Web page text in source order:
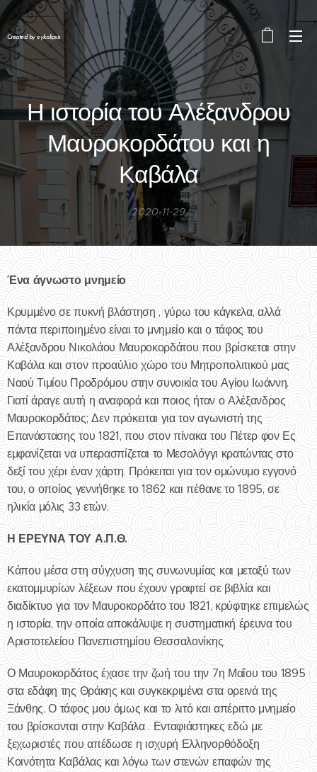
Created by eykalipsis
Η ιστορία του Αλέξανδρου
Μαυροκορδάτου και η
Καβάλα
2020-11-29
Ένα άγνωστο μνημείο
Κρυμμένο σε πυκνή βλάστηση , γύρω του κάγκελα, αλλά
πάντα περιποιημένο είναι το μνημείο και ο τάφος του
Αλέξανδρου Νικολάου Μαυροκορδάτου που βρίσκεται στην
Καβάλα και στον προαύλιο χώρο του Μητροπολιτικού μας
Ναού Τιμίου Προδρόμου στην συνοικία του Αγίου Ιωάννη.
Γιατί άραγε αυτή η αναφορά και ποιος ήταν ο Αλέξανδρος
Μαυροκορδάτος; Δεν πρόκειται για τον αγωνιστή της
Επανάστασης του 1821, που στον πίνακα του Πέτερ φον Ες
εμφανίζεται να υπερασπίζεται το Μεσολόγγι κρατώντας στο
δεξί του χέρι έναν χάρτη. Πρόκειται για τον ομώνυμο εγγονό
του, ο οποίος γεννήθηκε το 1862 και πέθανε το 1895, σε
ηλικία μόλις 33 ετών.
Η ΕΡΕΥΝΑ ΤΟΥ Α.Π.Θ.
Κάπου μέσα στη σύγχυση της συνωνυμίας και μεταξύ των
εκατομμυρίων λέξεων που έχουν γραφτεί σε βιβλία και
διαδίκτυο για τον Μαυροκορδάτο του 1821, κρύφτηκε επιμελώς
η ιστορία, την οποία αποκάλυψε η συστηματική έρευνα του
Αριστοτελείου Πανεπιστημίου Θεσσαλονίκης.
Ο Μαυροκορδάτος έχασε την ζωή του την 7η Μαΐου του 1895
στα εδάφη της Θράκης και συγκεκριμένα στα ορεινά της
Ξάνθης. Ο τάφος μου όμως και το λιτό και απέριττο μνημείο
του βρίσκονται στην Καβάλα . Ενταφιάστηκες εδώ με
ξεχωριστές που απέδωσε η ισχυρή Ελληνορθόδοξη
Κοινότητα Καβάλας και λόγω των στενών επαφών της